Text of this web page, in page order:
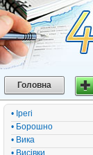
Головна
• Ірегі
• Борошно
• Вика
• Висівки